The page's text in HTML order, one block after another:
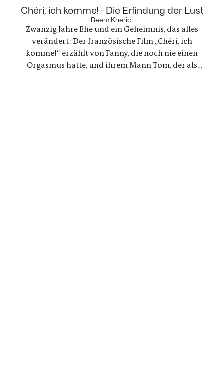
nach Lanzarote reist, um zu trauern und ein
Regisseur, der in einer kreativen Krise steckt - zwei
Geschichten, die zunehmend verschmelzen.
Chéri, ich komme! - Die Erfindung der Lust
Reem Kherici
Zwanzig Jahre Ehe und ein Geheimnis, das alles
verändert: Der französische Film „Chéri, ich
komme!“ erzählt von Fanny, die noch nie einen
Orgasmus hatte, und ihrem Mann Tom, der als